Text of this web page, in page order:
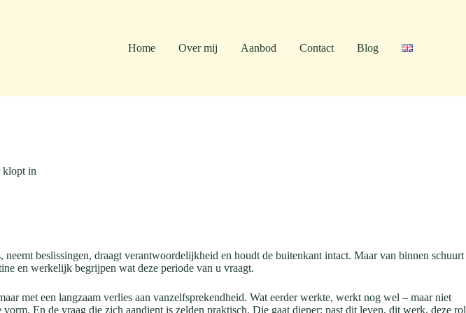
Home Over mij Aanbod Contact Blog
klopt in
beslissingen, draagt verantwoordelijkheid en houdt de buitenkant intact. Maar van binnen schuurt
en werkelijk begrijpen wat deze periode van u vraagt.
met een langzaam verlies aan vanzelfsprekendheid. Wat eerder werkte, werkt nog wel – maar niet
En de vraag die zich aandient is zelden praktisch. Die gaat dieper: past dit leven, dit werk, deze rol